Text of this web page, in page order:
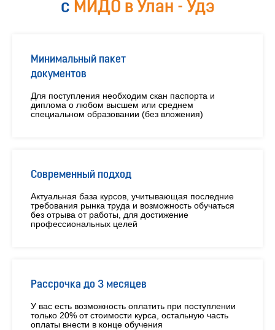
с МИДО в Улан - Удэ
Минимальный пакет
документов
Для поступления необходим скан паспорта и
диплома о любом высшем или среднем
специальном образовании (без вложения)
Современный подход
Актуальная база курсов, учитывающая последние
требования рынка труда и возможность обучаться
без отрыва от работы, для достижение
профессиональных целей
Рассрочка до 3 месяцев
У вас есть возможность оплатить при поступлении
только 20% от стоимости курса, остальную часть
оплаты внести в конце обучения